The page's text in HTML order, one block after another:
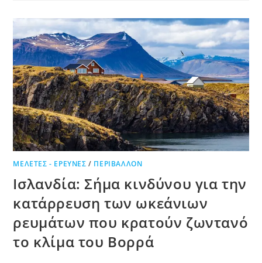
ΜΕΛΈΤΕΣ - ΈΡΕΥΝΕΣ / ΠΕΡΙΒΆΛΛΟΝ
Ισλανδία: Σήμα κινδύνου για την
κατάρρευση των ωκεάνιων
ρευμάτων που κρατούν ζωντανό
το κλίμα του Βορρά